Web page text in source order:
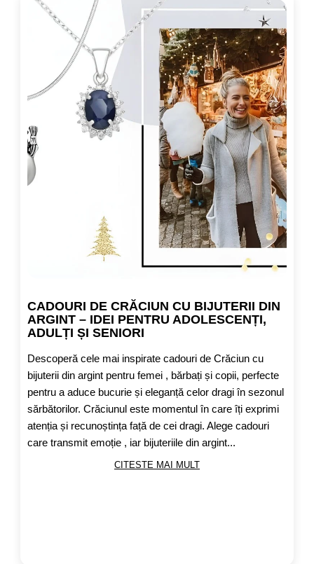
CADOURI DE CRĂCIUN CU BIJUTERII DIN
ARGINT – IDEI PENTRU ADOLESCENȚI,
ADULȚI ȘI SENIORI
Descoperă cele mai inspirate cadouri de Crăciun cu
bijuterii din argint pentru femei , bărbați și copii, perfecte
pentru a aduce bucurie și eleganță celor dragi în sezonul
sărbătorilor. Crăciunul este momentul în care îți exprimi
atenția și recunoștința față de cei dragi. Alege cadouri
care transmit emoție , iar bijuteriile din argint...
CITESTE MAI MULT